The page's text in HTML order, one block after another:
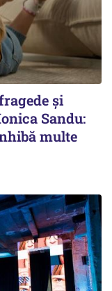
și
Sandu:
multe